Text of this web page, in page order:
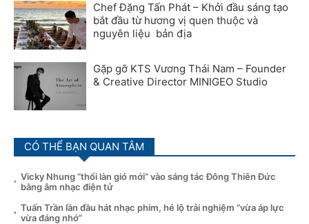
Chef Đặng Tấn Phát – Khởi đầu sáng tạo
bắt đầu từ hương vị quen thuộc và
nguyên liệu bản địa
Gặp gỡ KTS Vương Thái Nam – Founder
& Creative Director MINIGEO Studio
CÓ THỂ BẠN QUAN TÂM
Vicky Nhung “thổi làn gió mới” vào sáng tác Đông Thiên Đức
bằng âm nhạc điện tử
Tuấn Trần lần đầu hát nhạc phim, hé lộ trải nghiệm “vừa áp lực
vừa đáng nhớ”